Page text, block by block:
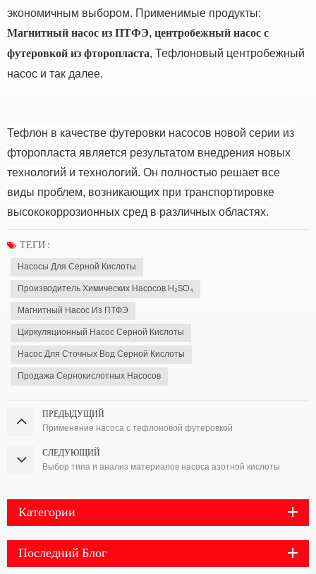
экономичным выбором. Применимые продукты:
Магнитный насос из ПТФЭ, центробежный насос с
футеровкой из фторопласта, Тефлоновый центробежный
насос и так далее.
Тефлон в качестве футеровки насосов новой серии из
фторопласта является результатом внедрения новых
технологий и технологий. Он полностью решает все
виды проблем, возникающих при транспортировке
высококоррозионных сред в различных областях.
ТЕГИ :
Насосы Для Серной Кислоты
Производитель Химических Насосов H₂SO₄
Магнитный Насос Из ПТФЭ
Циркуляционный Насос Серной Кислоты
Насос Для Сточных Вод Серной Кислоты
Продажа Сернокислотных Насосов
ПРЕДЫДУЩИЙ
Применение насоса с тефлоновой футеровкой
СЛЕДУЮЩИЙ
Выбор типа и анализ материалов насоса азотной кислоты
Категории
Последний Блог